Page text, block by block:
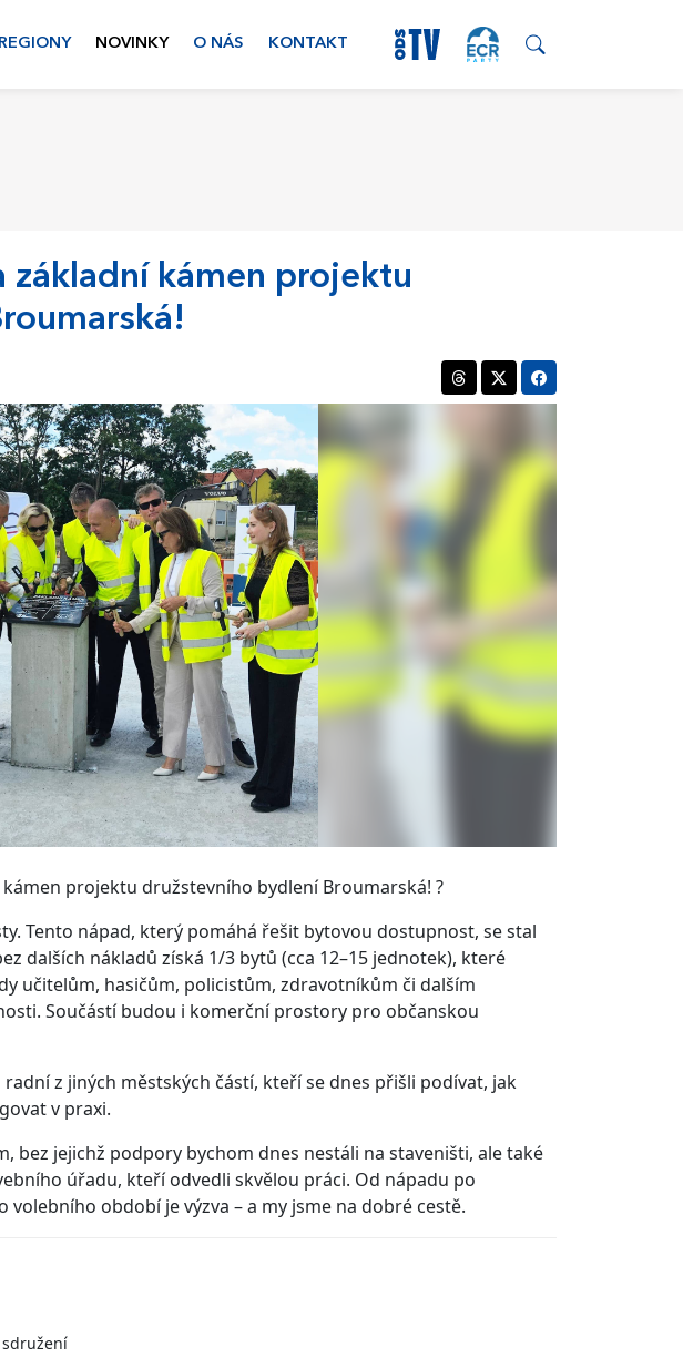
REGIONY NOVINKY O NÁS KONTAKT
základní kámen projektu
projektu družstevního bydlení Broumarská! ?️
Tento nápad, který pomáhá řešit bytovou dostupnost, se stal
dalších nákladů získá 1/3 bytů (cca 12–15 jednotek), které
učitelům, hasičům, policistům, zdravotníkům či dalším
Součástí budou i komerční prostory pro občanskou
z jiných městských částí, kteří se dnes přišli podívat, jak
v praxi.
bez jejichž podpory bychom dnes nestáli na staveništi, ale také
úřadu, kteří odvedli skvělou práci. Od nápadu po
období je výzva – a my jsme na dobré cestě.